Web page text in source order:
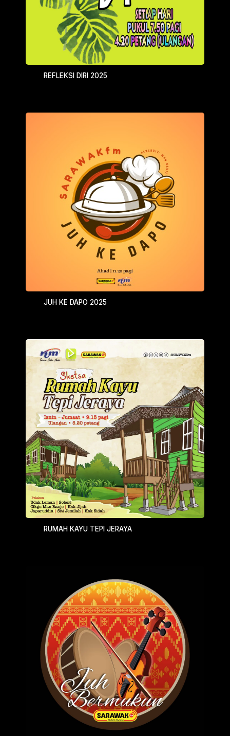
REFLEKSI DIRI 2025
JUH KE DAPO 2025
RUMAH KAYU TEPI JERAYA